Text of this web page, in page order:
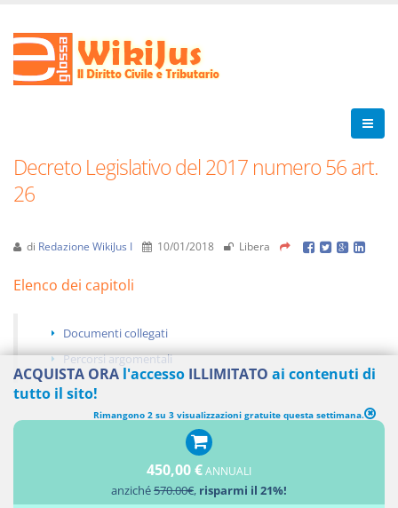
Decreto Legislativo del 2017 numero 56 art.
26
di Redazione WikiJus I 10/01/2018 Libera
Elenco dei capitoli
Documenti collegati
Percorsi argomentali
MODIFICHE ALL'ARTICOLO 37 DEL DECRETO LEGISLATIVO 18
ACQUISTA ORA l'accesso ILLIMITATO ai contenuti di
tutto il sito!
Rimangono 2 su 3 visualizzazioni gratuite questa settimana.
450,00 €ANNUALI
anziché570.00€, risparmi il 21%!